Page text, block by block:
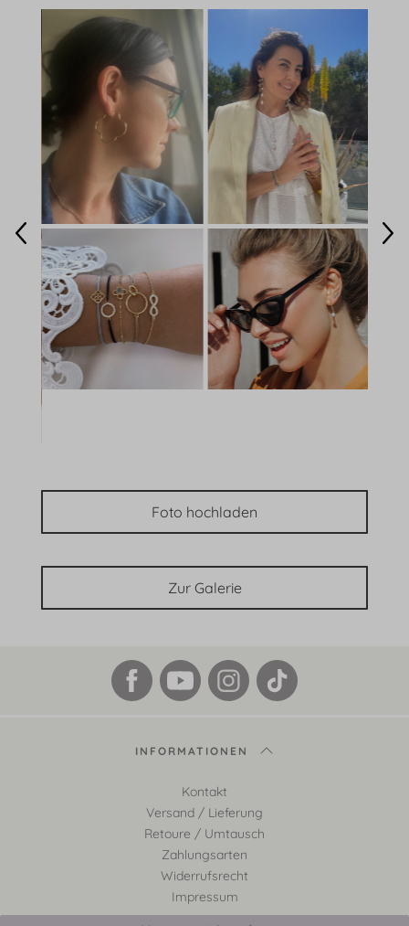
Foto hochladen
Zur Galerie
INFORMATIONEN
Kontakt
Versand / Lieferung
Retoure / Umtausch
Zahlungsarten
Widerrufsrecht
Impressum